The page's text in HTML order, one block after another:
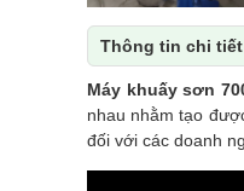
Thông tin chi tiết
Máy khuấy sơn
nhau nhằm tạo
đối với các doanh